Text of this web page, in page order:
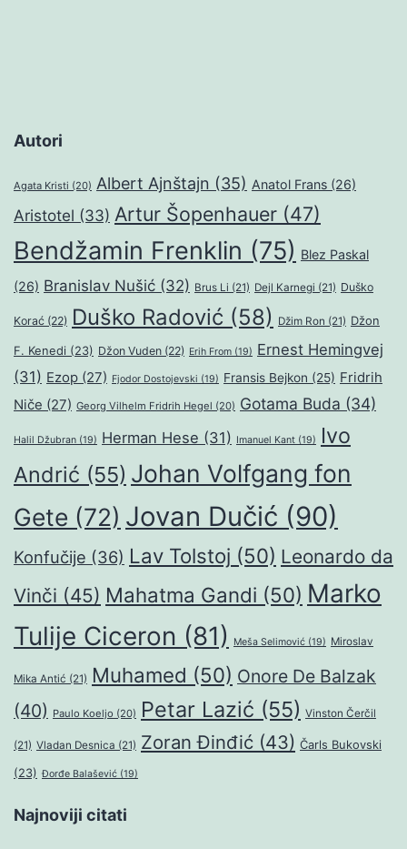
Autori
Agata Kristi (20) Albert Ajnštajn (35) Anatol Frans (26)
Aristotel (33) Artur Šopenhauer (47)
Bendžamin Frenklin (75) Blez Paskal
(26) Branislav Nušić (32) Brus Li (21) Dejl Karnegi (21) Duško
Korać (22) Duško Radović (58) Džim Ron (21) Džon
F. Kenedi (23) Džon Vuden (22) Erih From (19) Ernest Hemingvej
(31) Ezop (27) Fjodor Dostojevski (19) Fransis Bejkon (25) Fridrih
Niče (27) Georg Vilhelm Fridrih Hegel (20) Gotama Buda (34)
Halil Džubran (19) Herman Hese (31) Imanuel Kant (19)
Ivo
Andrić (55) Johan Volfgang fon
Gete (72) Jovan Dučić (90)
Konfučije (36) Lav Tolstoj (50) Leonardo da
Vinči (45) Mahatma Gandi (50) Marko
Tulije Ciceron (81) Meša Selimović (19) Miroslav
Mika Antić (21) Muhamed (50) Onore De Balzak
(40) Paulo Koeljo (20) Petar Lazić (55) Vinston Čerčil
(21) Vladan Desnica (21) Zoran Đinđić (43) Čarls Bukovski
(23) Đorđe Balašević (19)
Najnoviji citati